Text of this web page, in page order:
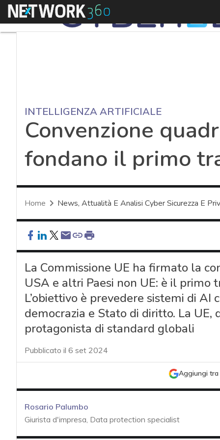
Menu
INTELLIGENZA ARTIFICIALE
Convenzione
fondano il primo
Home News, Attualità E Analisi Cyber Sicurezza E
La Commissione UE ha firmato la
USA e altri Paesi non UE: è il
L’obiettivo è prevedere sistemi di
democrazia e Stato di diritto. La
protagonista di standard globali
Pubblicato il 6 set 2024
Aggiungi tra
Rosario Palumbo
Giurista d'impresa, Data protection specialist